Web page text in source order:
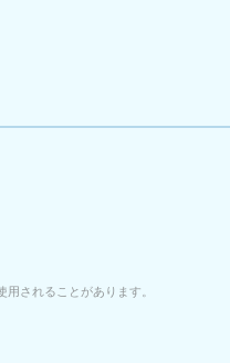
されることがあります。